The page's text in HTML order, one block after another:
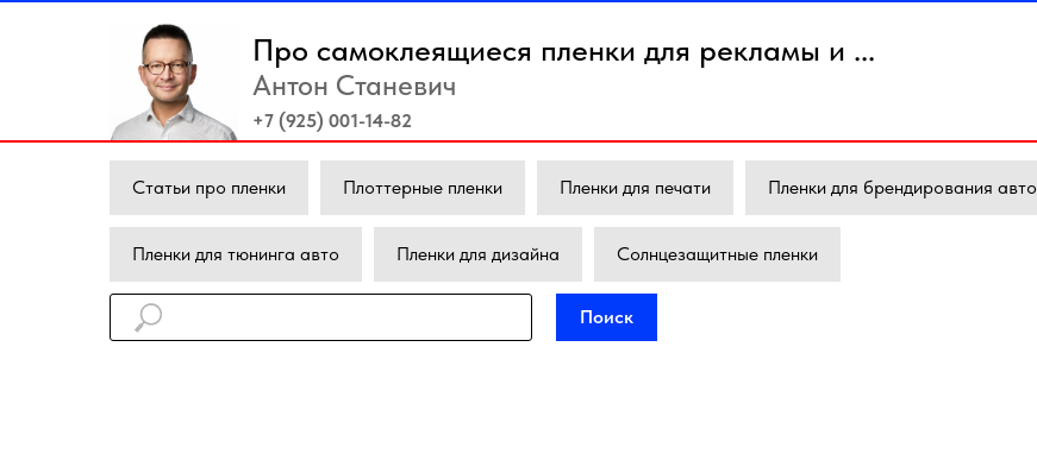
Антон Станевич
Про самоклеящиеся пленки для рекламы и ...
+7 (925) 001-14-82
Статьи про пленки Плоттерные пленки Пленки для печати Пленки для брендирования авто
Пленки для тюнинга авто Пленки для дизайна Солнцезащитные пленки
Поиск